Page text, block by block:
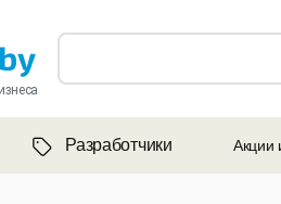
Разработчики Акции